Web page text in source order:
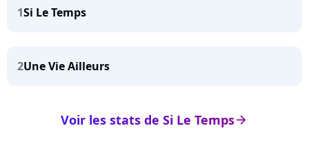
1Si Le Temps
2Une Vie Ailleurs
arrow_right
Voir les stats de Si Le Temps